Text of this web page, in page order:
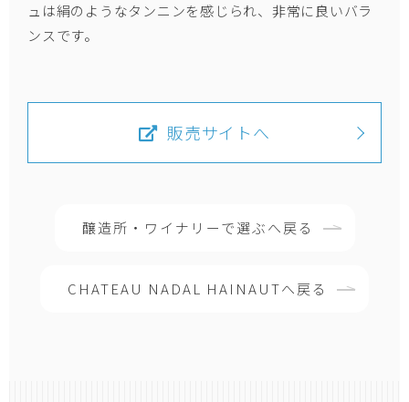
ュは絹のようなタンニンを感じられ、非常に良いバラ
ンスです。
販売サイトへ
醸造所・ワイナリーで選ぶへ戻る
CHATEAU NADAL HAINAUTへ戻る